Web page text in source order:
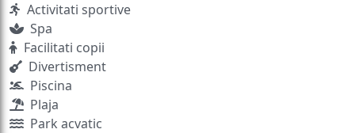
Activitati sportive
Spa
Facilitati copii
Divertisment
Piscina
Plaja
Park acvatic